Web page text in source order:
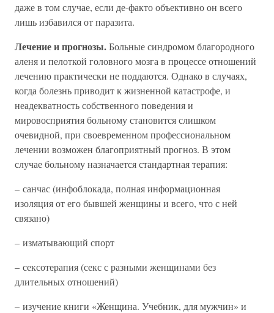
даже в том случае, если де-факто объективно он всего
лишь избавился от паразита.
Лечение и прогнозы.Больные синдромом благородного
аленя и пелоткой головного мозга в процессе отношений
лечению практически не поддаются. Однако в случаях,
когда болезнь приводит к жизненной катастрофе, и
неадекватность собственного поведения и
мировосприятия больному становится слишком
очевидной, при своевременном профессиональном
лечении возможен благоприятный прогноз. В этом
случае больному назначается стандартная терапия:
– санчас (инфоблокада, полная информационная
изоляция от его бывшей женщины и всего, что с ней
связано)
– изматывающий спорт
– сексотерапия (секс с разными женщинами без
длительных отношений)
– изучение книги «Женщина. Учебник, для мужчин» и